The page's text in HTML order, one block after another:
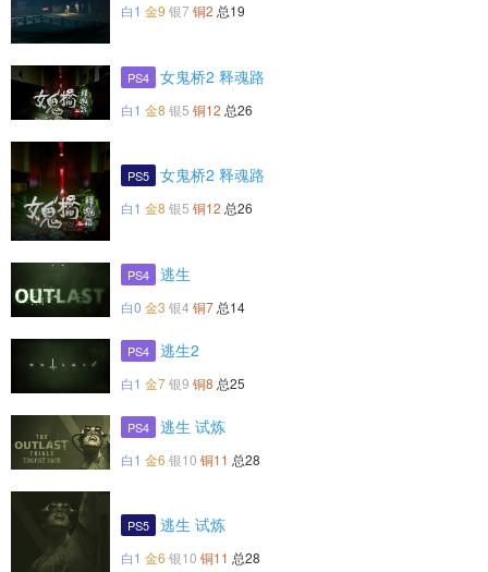
白1 金9 银7 铜2 总19
PS4 女鬼桥2 释魂路
白1 金8 银5 铜12 总26
PS5 女鬼桥2 释魂路
白1 金8 银5 铜12 总26
PS4 逃生
白0 金3 银4 铜7 总14
PS4 逃生2
白1 金7银9 铜8 总25
PS4 逃生 试炼
白1 金6 银10 铜11 总28
PS5 逃生 试炼
白1 金6 银10 铜11 总28